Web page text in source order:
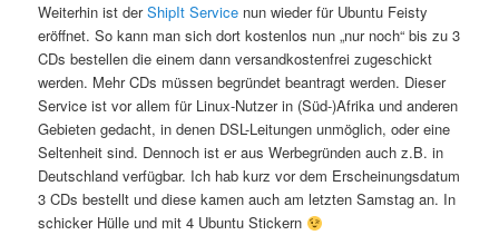
Weiterhin ist derShipIt Service nun wieder für Ubuntu Feisty
eröffnet. So kann man sich dort kostenlos nun „nur noch“ bis zu 3
CDs bestellen die einem dann versandkostenfrei zugeschickt
werden. Mehr CDs müssen begründet beantragt werden. Dieser
Service ist vor allem für Linux-Nutzer in (Süd-)Afrika und anderen
Gebieten gedacht, in denen DSL-Leitungen unmöglich, oder eine
Seltenheit sind. Dennoch ist er aus Werbegründen auch z.B. in
Deutschland verfügbar. Ich hab kurz vor dem Erscheinungsdatum
3 CDs bestellt und diese kamen auch am letzten Samstag an. In
schicker Hülle und mit 4 Ubuntu Stickern